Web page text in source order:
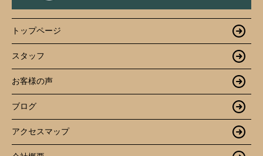
トップページ
スタッフ
お客様の声
ブログ
アクセスマップ